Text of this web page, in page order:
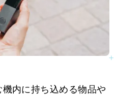
内に持ち込める物品や